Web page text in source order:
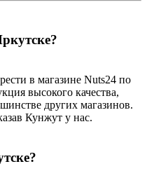
в магазине Nuts24 по
высокого качества,
других магазинов.
Кунжут у нас.